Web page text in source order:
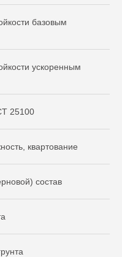
базовым
ускоренным
25100
квартование
состав